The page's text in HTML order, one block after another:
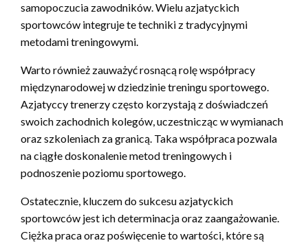
samopoczucia zawodników. Wielu azjatyckich
sportowców integruje te techniki z tradycyjnymi
metodami treningowymi.
Warto również zauważyć rosnącą rolę współpracy
międzynarodowej w dziedzinie treningu sportowego.
Azjatyccy trenerzy często korzystają z doświadczeń
swoich zachodnich kolegów, uczestnicząc w wymianach
oraz szkoleniach za granicą. Taka współpraca pozwala
na ciągłe doskonalenie metod treningowych i
podnoszenie poziomu sportowego.
Ostatecznie, kluczem do sukcesu azjatyckich
sportowców jest ich determinacja oraz zaangażowanie.
Ciężka praca oraz poświęcenie to wartości, które są